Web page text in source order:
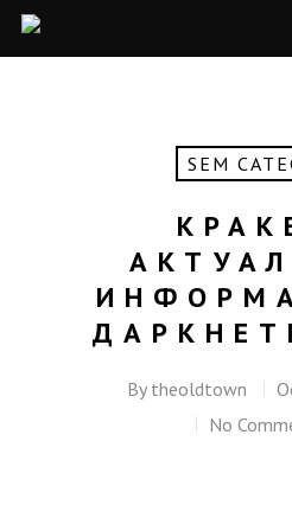
SEM
By theoldtown
No